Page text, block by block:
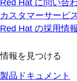
Red Hat に問い合
カスタマーサービ
Red Hat の採用情
情報を見つける
製品ドキュメント